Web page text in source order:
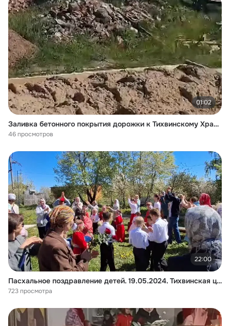
01:02
Заливка бетонного покрытия дорожки к Тихвинскому Храму. 30.06.2024
46 просмотров
22:00
Пасхальное поздравление детей. 19.05.2024. Тихвинская церковь. г.Козьмодемьянск.
723 просмотра